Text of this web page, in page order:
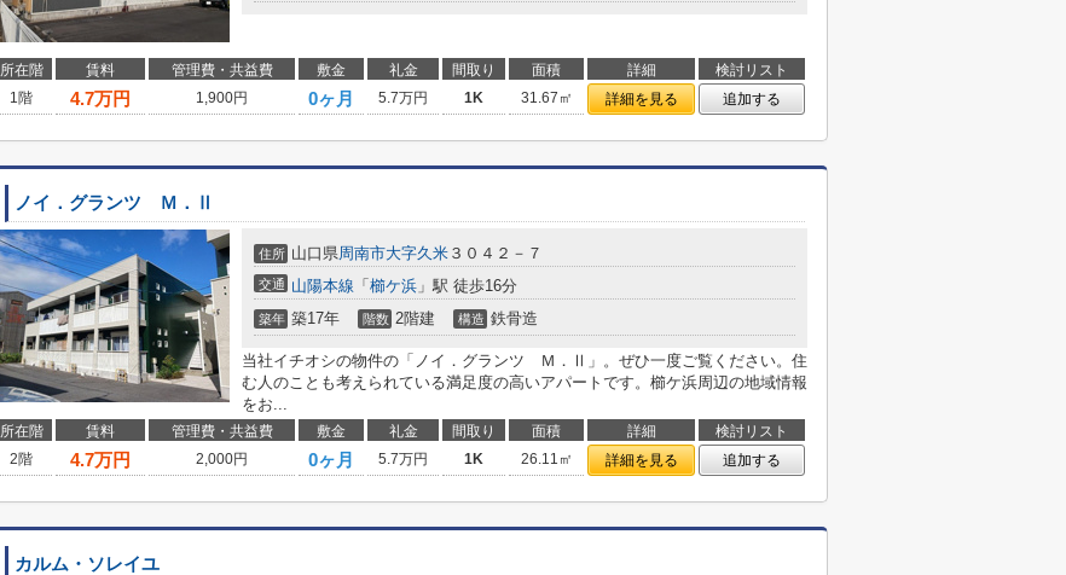
所在階 賃料 管理費・共益費 敷金 礼金 間取り 面積 詳細
検討リスト
1階
4.7万円 1,900円 0ヶ月 5.7万円 1K 31.67㎡ 詳細を見る 追加する
ノイ．グランツ Ｍ．Ⅱ
住所 山口県周南市大字久米 ３０４２－７
交通 山陽本線 「 櫛ケ浜 」駅 徒歩16分
築年 築17年 階数 2階建 構造 鉄骨造
当社イチオシの物件の「ノイ．グランツ Ｍ．Ⅱ」。ぜひ一度ご覧ください。住
む人のことも考えられている満足度の高いアパートです。櫛ケ浜周辺の地域情報
をお...
所在階 賃料 管理費・共益費 敷金 礼金 間取り 面積 詳細
検討リスト
2階
4.7万円 2,000円 0ヶ月 5.7万円 1K 26.11㎡ 詳細を見る 追加する
カルム・ソレイユ